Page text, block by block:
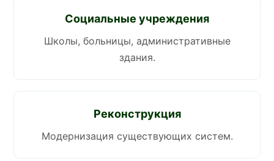
Социальные учреждения
Школы, больницы, административные
здания.
Реконструкция
Модернизация существующих систем.